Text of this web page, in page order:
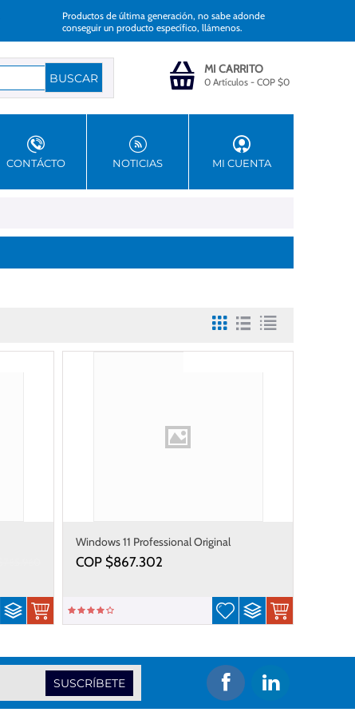
Productos de última generación, no sabe adonde
conseguir un producto específico, llámenos.
MI CARRITO
0 Artículos - COP $0
CONTÁCTO NOTICIAS MI CUENTA
Windows 11 Professional Original
COP $867.302
SUSCRÍBETE